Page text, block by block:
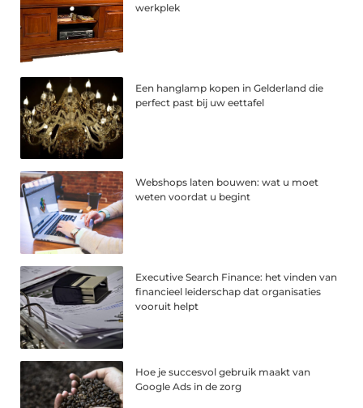
werkplek
Een hanglamp kopen in Gelderland die
perfect past bij uw eettafel
Webshops laten bouwen: wat u moet
weten voordat u begint
Executive Search Finance: het vinden van
financieel leiderschap dat organisaties
vooruit helpt
Hoe je succesvol gebruik maakt van
Google Ads in de zorg